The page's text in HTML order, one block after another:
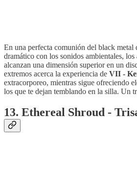
En una perfecta comunión del black metal
dramático con los sonidos ambientales, los
alcanzan una dimensión superior en un
extremos acerca la experiencia de VII -
extracorporeo, mientras sigue ofreciendo
los que te dejan temblando en la silla. Un
13. Ethereal Shroud -